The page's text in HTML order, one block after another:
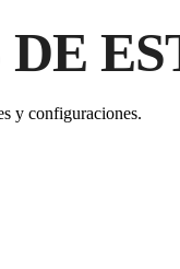
y configuraciones.